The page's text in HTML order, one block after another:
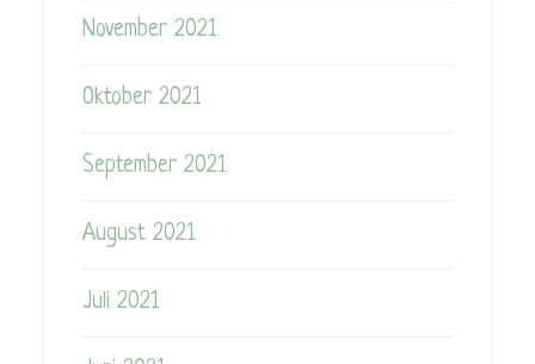
November 2021
Oktober 2021
September 2021
August 2021
Juli 2021